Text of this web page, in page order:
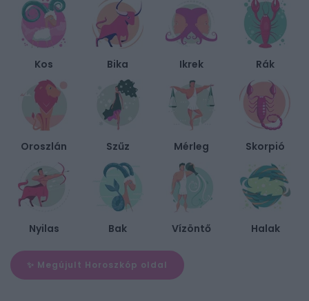
Kos Bika Ikrek Rák
Oroszlán Szűz Mérleg Skorpió
Nyilas Bak Vízöntő Halak
✨ Megújult Horoszkóp oldal